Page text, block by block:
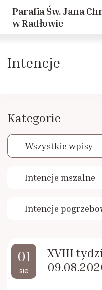
Parafia Św. Jana
w Radłowie
Historie
Rada
KSM
Intencje
Kategorie
Wszystkie wpisy
Intencje mszalne
Intencje
01
sie
XVIII